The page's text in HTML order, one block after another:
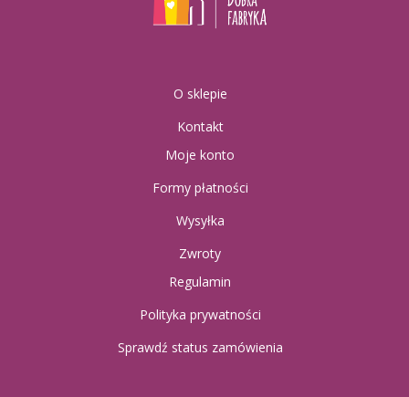
O sklepie
Kontakt
Moje konto
Formy płatności
Wysyłka
Zwroty
Regulamin
Polityka prywatności
Sprawdź status zamówienia